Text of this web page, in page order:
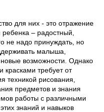
для них - это отражение
– радостный,
не надо принуждать, но
малыша,
возможности. Однако
красками требует от
техникой рисования,
предметов и знания
работы с различными
знаний и навыков